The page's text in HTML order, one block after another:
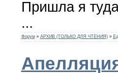
Пришла я
...
Форум » АРХИВ (ТОЛЬКО ДЛЯ ЧТЕНИЯ) »